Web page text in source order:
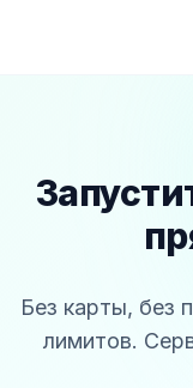
Без карты, без
лимитов.